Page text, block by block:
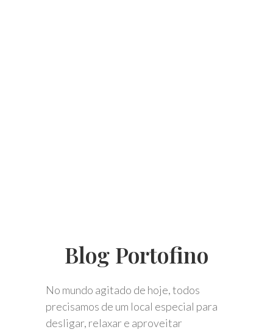
Blog Portofino
No mundo agitado de hoje, todos
precisamos de um local especial para
desligar, relaxar e aproveitar